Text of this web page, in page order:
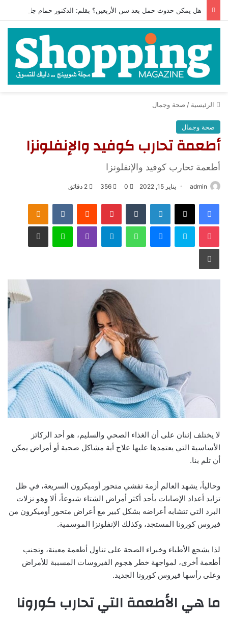
الرئيسية / صحة وجمال
صحة وجمال
أطعمة تحارب كوفيد والإنفلونزا
أطعمة تحارب كوفيد والإنفلونزا
admin يناير 15, 2022 0
356
فيسبوك لينكدإن بينتيريست
سكايب واتساب لاين
لا يختلف إثنان على أن الغذاء الصحي والسليم، هو أحد الركائز
الأساسية التي يعتمدها عليها علاج أية مشاكل صحية أو أمراض يمكن
أن تلم بنا.
وحالياً، يشهد العالم أزمة تفشي متحور أوميكرون السريعة، في ظل
تزايد أعداد الإصابات بأحد أكثر أمراض الشتاء شيوعاً، ألا وهو نزلات
البرد التي تتشابه أعراضه بشكل كبير مع أعراض متحور أوميكرون من
فيروس كورونا المستجد، وكذلك الإنفلونزا الموسمية.
لذا يشجع الأطباء وخبراء الصحة على تناول أطعمة معينة، وتجنب
أطعمة أخرى، لمواجهة خطر هجوم الفيروسات المسببة للأمراض
وعلى رأسها فيروس كورونا الجديد.
ما هي الأطعمة التي تحارب كورونا